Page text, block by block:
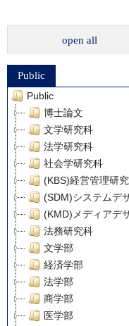
open all
Public
Public
博士論文
文学研究科
法学研究科
社会学研究科
(KBS)経営管理研
(SDM)システムデ
(KMD)メディアデ
法務研究科
文学部
経済学部
法学部
商学部
医学部